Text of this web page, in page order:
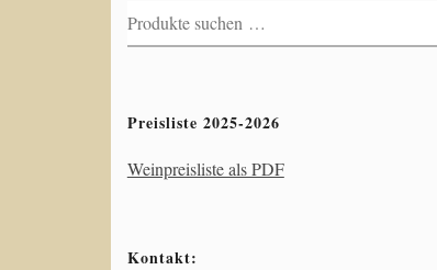
Suchen
nach:
Preisliste 2025-2026
Weinpreisliste als PDF
Kontakt: